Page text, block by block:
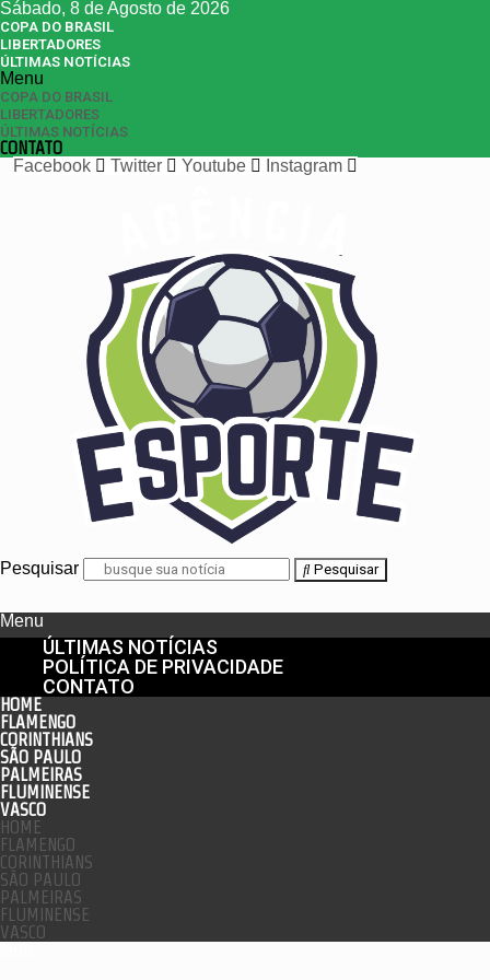
Sábado, 8 de Agosto de 2026
COPA DO BRASIL
LIBERTADORES
ÚLTIMAS NOTÍCIAS
Menu
COPA DO BRASIL
LIBERTADORES
ÚLTIMAS NOTÍCIAS
CONTATO
Facebook
Twitter Youtube Instagram
Pesquisar Pesquisar
Menu
ÚLTIMAS NOTÍCIAS
POLÍTICA DE PRIVACIDADE
CONTATO
HOME
FLAMENGO
CORINTHIANS
SÃO PAULO
PALMEIRAS
FLUMINENSE
VASCO
HOME
FLAMENGO
CORINTHIANS
SÃO PAULO
PALMEIRAS
FLUMINENSE
VASCO